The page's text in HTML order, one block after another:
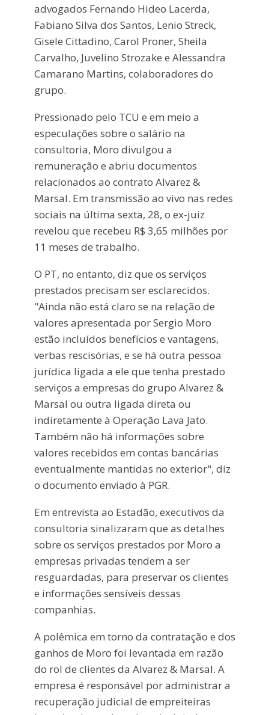
advogados Fernando Hideo Lacerda,
Fabiano Silva dos Santos, Lenio Streck,
Gisele Cittadino, Carol Proner, Sheila
Carvalho, Juvelino Strozake e Alessandra
Camarano Martins, colaboradores do
grupo.
Pressionado pelo TCU e em meio a
especulações sobre o salário na
consultoria, Moro divulgou a
remuneração e abriu documentos
relacionados ao contrato Alvarez &
Marsal. Em transmissão ao vivo nas redes
sociais na última sexta, 28, o ex-juiz
revelou que recebeu R$ 3,65 milhões por
11 meses de trabalho.
O PT, no entanto, diz que os serviços
prestados precisam ser esclarecidos.
"Ainda não está claro se na relação de
valores apresentada por Sergio Moro
estão incluídos benefícios e vantagens,
verbas rescisórias, e se há outra pessoa
jurídica ligada a ele que tenha prestado
serviços a empresas do grupo Alvarez &
Marsal ou outra ligada direta ou
indiretamente à Operação Lava Jato.
Também não há informações sobre
valores recebidos em contas bancárias
eventualmente mantidas no exterior", diz
o documento enviado à PGR.
Em entrevista ao Estadão, executivos da
consultoria sinalizaram que as detalhes
sobre os serviços prestados por Moro a
empresas privadas tendem a ser
resguardadas, para preservar os clientes
e informações sensíveis dessas
companhias.
A polêmica em torno da contratação e dos
ganhos de Moro foi levantada em razão
do rol de clientes da Alvarez & Marsal. A
empresa é responsável por administrar a
recuperação judicial de empreiteiras